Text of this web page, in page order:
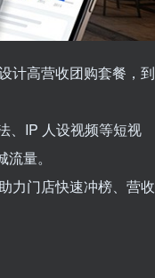
计高营收团购套餐，到
、IP 人设视频等短视
量。
力门店快速冲榜、营收